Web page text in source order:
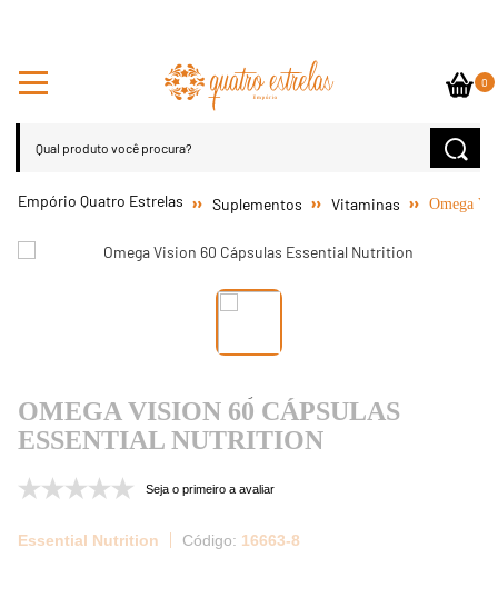
0
Suplementos Vitaminas Omega
OMEGA VISION 60 CÁPSULAS
ESSENTIAL NUTRITION
Seja o primeiro a avaliar
Essential Nutrition 16663-8